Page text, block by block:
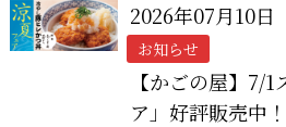
2026年07月10日
お知らせ
【かごの屋】7/
ア」好評販売中